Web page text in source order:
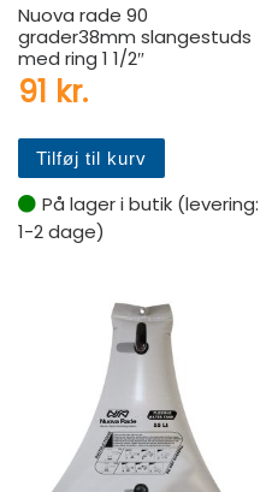
Nuova rade 90
grader38mm slangestuds
med ring 1 1/2″
91 kr.
Tilføj til kurv
På lager i butik (levering:
1-2 dage)